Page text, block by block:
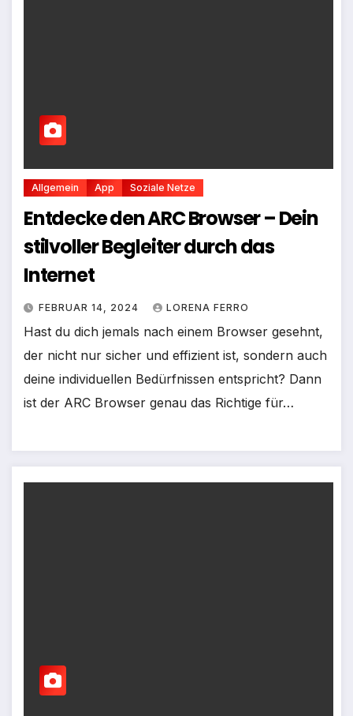
Allgemein App Soziale Netze
Entdecke den ARC Browser – Dein
stilvoller Begleiter durch das
Internet
FEBRUAR 14, 2024 LORENA FERRO
Hast du dich jemals nach einem Browser gesehnt,
der nicht nur sicher und effizient ist, sondern auch
deine individuellen Bedürfnissen entspricht? Dann
ist der ARC Browser genau das Richtige für…